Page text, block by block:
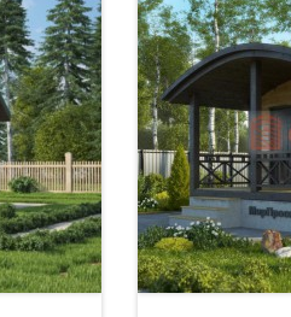
до 100 м до 150 м
до 200 м